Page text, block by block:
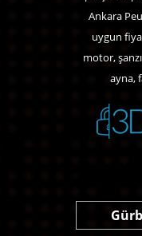
Ankara
uygun
motor,
ayna,